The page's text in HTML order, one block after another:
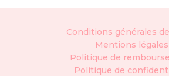
Conditions générales
Mentions légales
Politique de
Politique de